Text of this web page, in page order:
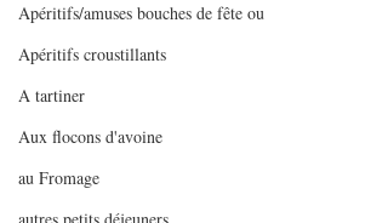
Apéritifs/amuses bouches de fête ou
Apéritifs croustillants
A tartiner
Aux flocons d'avoine
au Fromage